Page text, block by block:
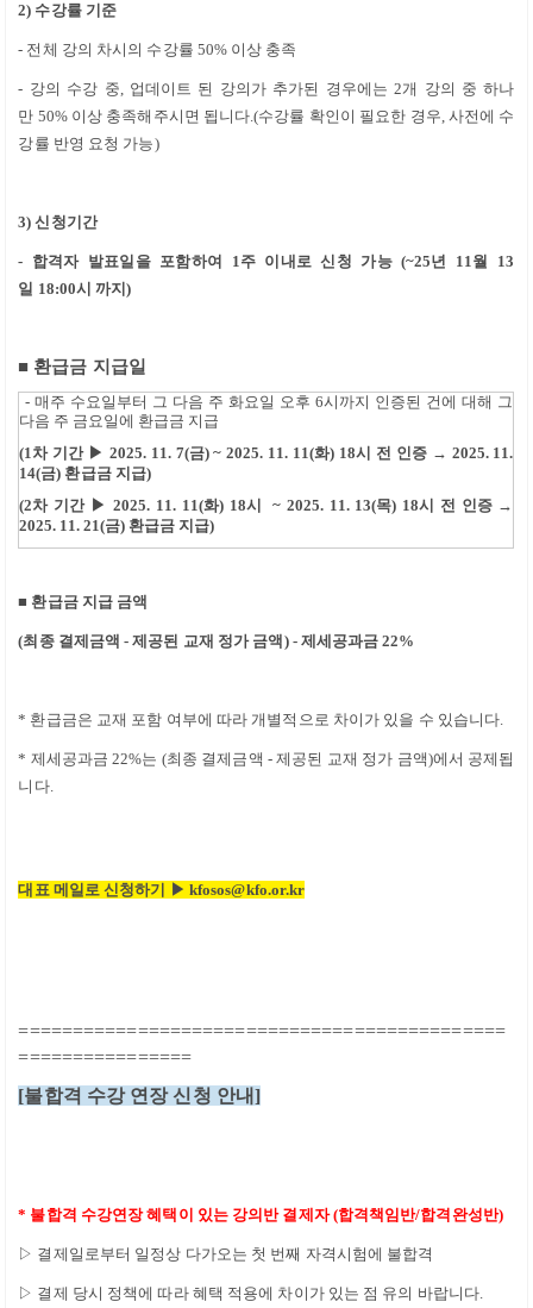
2) 수강률 기준
- 전체 강의 차시의 수강률 50% 이상 충족
- 강의 수강 중, 업데이트 된 강의가 추가된 경우에는2개 강의 중 하나
만 50% 이상 충족해주시면 됩니다.(수강률 확인이 필요한 경우, 사전에 수
강률 반영 요청 가능)
3)신청기간
- 합격자 발표일을 포함하여 1주 이내로 신청 가능(~25년 11월 13
일 18:00시 까지)
■ 환급금 지급일
- 매주 수요일부터 그 다음 주 화요일 오후 6시까지 인증된 건에 대해 그
다음 주 금요일에 환급금 지급
(1차 기간 ▶ 2025. 11. 7(금) ~ 2025. 11. 11(화) 18시 전 인증 → 2025. 11.
14(금) 환급금 지급)
(2차 기간 ▶ 2025. 11. 11(화) 18시 ~ 2025. 11. 13(목) 18시 전 인증 →
2025. 11. 21(금) 환급금 지급)
■ 환급금 지급 금액
(최종 결제금액-제공된 교재 정가 금액 ) - 제세공과금22%
* 환급금은 교재 포함 여부에 따라 개별적으로 차이가 있을 수 있습니다.
* 제세공과금22%는 (최종 결제금액 -제공된 교재 정가 금액)에서 공제됩
니다.
대표 메일로 신청하기 ▶ kfosos@kfo.or.kr
=============================================
================
[불합격 수강 연장 신청 안내]
* 불합격 수강연장 혜택이 있는 강의반 결제자(합격책임반/합격완성반)
▷ 결제일로부터 일정상 다가오는 첫 번째 자격시험에 불합격
▷ 결제 당시 정책에 따라 혜택 적용에 차이가 있는 점 유의 바랍니다.